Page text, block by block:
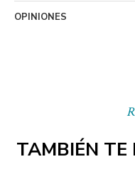
TAMBIÉN TE
OPINIONES